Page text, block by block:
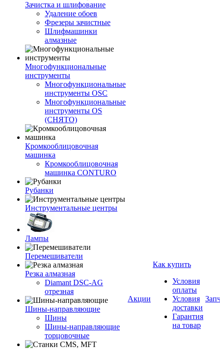
Зачистка и шлифование
Удаление обоев
Фрезеры зачистные
Шлифмашинки
алмазные
Многофункциональные
инструменты
Многофункциональные
инструменты OSC
Многофункциональные
инструменты OS
(СНЯТО)
Кромкооблицовочная
машинка
Кромкооблицовочная
машинка CONTURO
Рубанки
Инструментальные центры
Лампы
Перемешиватели
Резка алмазная
Diamant DSC-AG
отрезная
Шины-направляющие
Шины
Шины-направляющие
торцовочные
Акции
Как купить
Условия
оплаты
Условия
доставки
Гарантия
на товар